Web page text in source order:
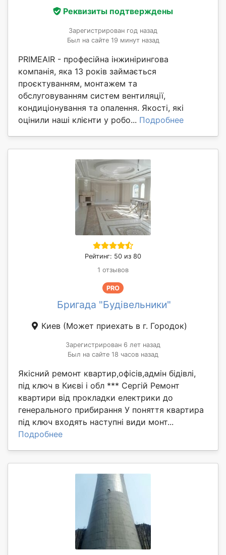
Реквизиты подтверждены
Зарегистрирован год назад
Был на сайте 19 минут назад
PRIMEAIR - професійна інжинірингова
компанія, яка 13 років займається
проєктуванням, монтажем та
обслуговуванням систем вентиляції,
кондиціонування та опалення. Якості, які
оцінили наші клієнти у робо... Подробнее
Рейтинг: 50 из 80
1 отзывов
PRO
Бригада "Будівельники"
Киев (Может приехать в г. Городок)
Зарегистрирован 6 лет назад
Был на сайте 18 часов назад
Якісний ремонт квартир,офісів,адмін бідівлі,
під ключ в Києві і обл *** Сергій Ремонт
квартири від прокладки електрики до
генерального прибирання У поняття квартира
під ключ входять наступні види монт...
Подробнее